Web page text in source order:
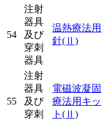
54
注射
器具
及び
穿刺
器具
温熱療法用
針(Ⅱ)
55
注射
器具
及び
穿刺
電磁波凝固
療法用キッ
ト (Ⅱ)